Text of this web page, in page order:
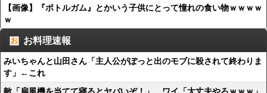
【画像】『ボトルガム』とかいう子供にとって憧れの食い物ｗｗｗｗ
ｗ
お料理速報
みいちゃんと山田さん「主人公がぽっと出のモブに殺されて終わりま
す」←これ